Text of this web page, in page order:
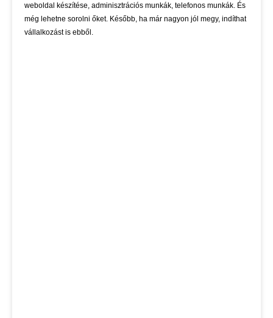
weboldal készítése, adminisztrációs munkák, telefonos munkák. És
még lehetne sorolni őket. Később, ha már nagyon jól megy, indíthat
vállalkozást is ebből.